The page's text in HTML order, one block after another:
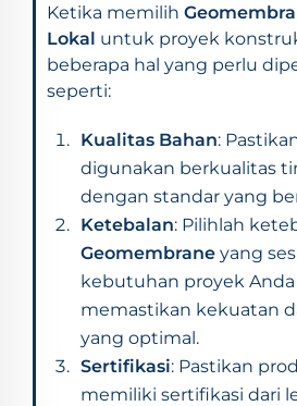
Ketika memilih
Lokal untuk proyek
beberapa hal yang perlu
seperti:
Kualitas Bahan:
digunakan berkualitas
dengan standar yang
Ketebalan: Pilihlah
Geomembrane yang
kebutuhan proyek
memastikan kekuatan
yang optimal.
Sertifikasi: Pastikan
memiliki sertifikasi dari